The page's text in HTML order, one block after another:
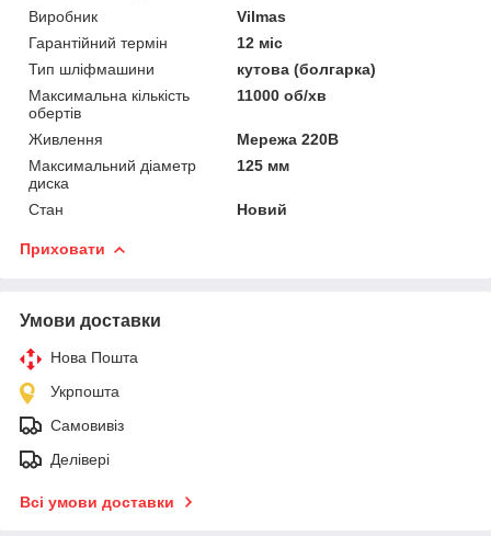
Виробник
Vilmas
Гарантійний термін
12 міс
Тип шліфмашини
кутова (болгарка)
Максимальна кількість
обертів
11000 об/хв
Живлення
Мережа 220В
Максимальний діаметр
диска
125 мм
Стан Новий
Приховати
Умови доставки
Нова Пошта
Укрпошта
Самовивіз
Делівері
Всі умови доставки